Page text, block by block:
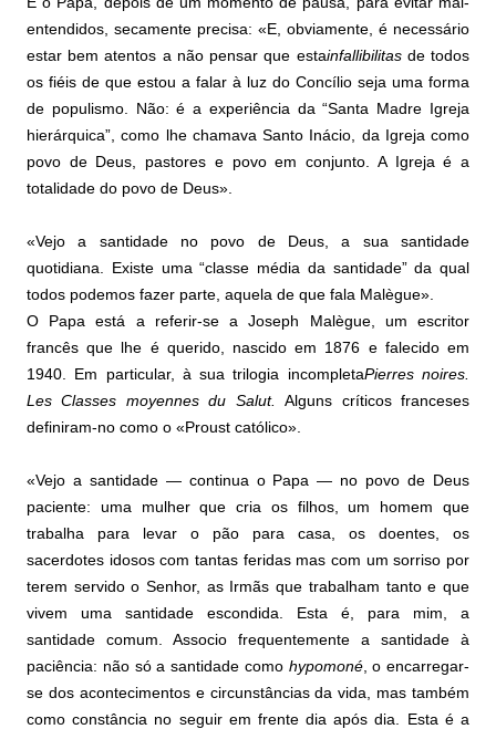
entendidos, secamente precisa: «E, obviamente, é necessário
estar bem atentos a não pensar que estainfallibilitasde todos
os fiéis de que estou a falar à luz do Concílio seja uma forma
de populismo. Não: é a experiência da “Santa Madre Igreja
hierárquica”, como lhe chamava Santo Inácio, da Igreja como
povo de Deus, pastores e povo em conjunto. A Igreja é a
totalidade do povo de Deus».
«Vejo a santidade no povo de Deus, a sua santidade
quotidiana. Existe uma “classe média da santidade” da qual
todos podemos fazer parte, aquela de que fala Malègue».
O Papa está a referir-se a Joseph Malègue, um escritor
francês que lhe é querido, nascido em 1876 e falecido em
1940. Em particular, à sua trilogia incompletaPierres noires.
Les Classes moyennes du Salut.
Alguns críticos franceses
definiram-no como o «Proust católico».
«Vejo a santidade — continua o Papa — no povo de Deus
paciente: uma mulher que cria os filhos, um homem que
trabalha para levar o pão para casa, os doentes, os
sacerdotes idosos com tantas feridas mas com um sorriso por
terem servido o Senhor, as Irmãs que trabalham tanto e que
vivem uma santidade escondida. Esta é, para mim, a
santidade comum. Associo frequentemente a santidade à
paciência: não só a santidade como hypomoné, o encarregar-
se dos acontecimentos e circunstâncias da vida, mas também
como constância no seguir em frente dia após dia. Esta é a